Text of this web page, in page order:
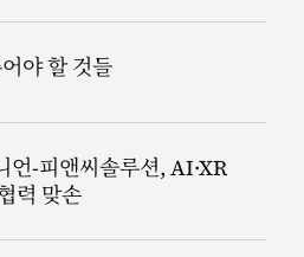
야 할 것들
언-피앤씨솔루션, AI·XR
력 맞손